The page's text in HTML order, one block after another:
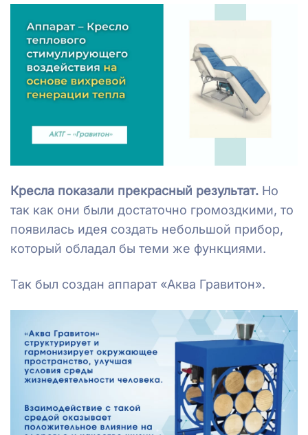
Кресла показали прекрасный результат. Но
так как они были достаточно громоздкими, то
появилась идея создать небольшой прибор,
который обладал бы теми же функциями.
Так был создан аппарат «Аква Гравитон».